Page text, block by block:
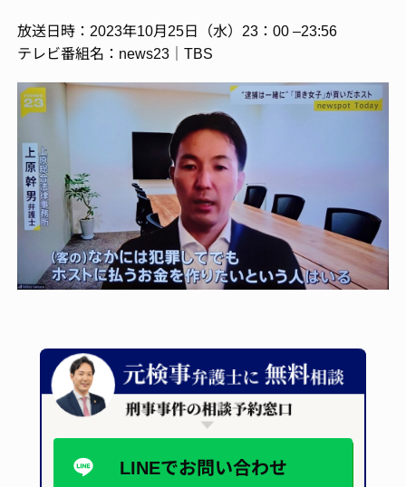
放送日時：2023年10月25日（水）23：00 –23:56
テレビ番組名：news23｜TBS
LINEでお問い合わせ